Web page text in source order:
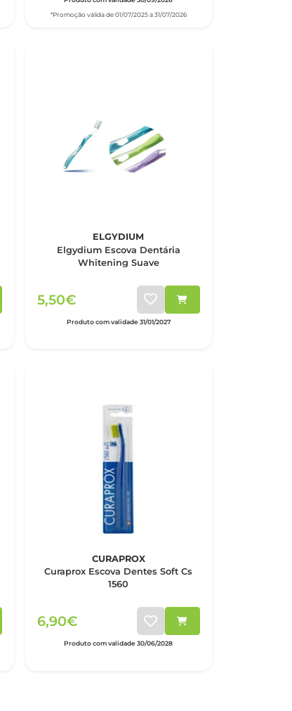
*Promoção válida de 01/07/2025 a 31/07/2026
ELGYDIUM
Elgydium Escova Dentária
Whitening Suave
5,50€
Produto com validade 31/01/2027
CURAPROX
Curaprox Escova Dentes Soft Cs
1560
6,90€
Produto com validade 30/06/2028